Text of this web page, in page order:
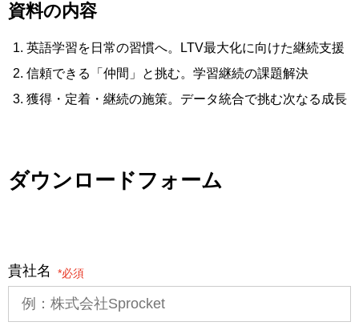
資料の内容
英語学習を日常の習慣へ。LTV最大化に向けた継続支援
信頼できる「仲間」と挑む。学習継続の課題解決
獲得・定着・継続の施策。データ統合で挑む次なる成長
ダウンロードフォーム
貴社名 *